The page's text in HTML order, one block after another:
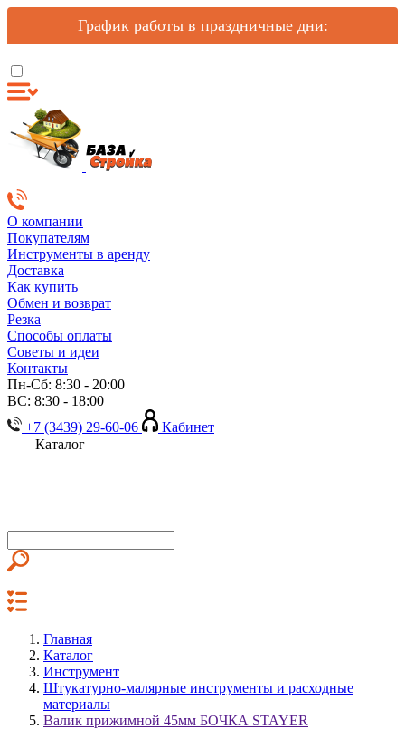
График работы в праздничные дни:
О компании
Покупателям
Инструменты в аренду
Доставка
Как купить
Обмен и возврат
Резка
Способы оплаты
Советы и идеи
Контакты
Пн-Сб: 8:30 - 20:00
ВС: 8:30 - 18:00
+7 (3439) 29-60-06
Кабинет
Каталог
Главная
Каталог
Инструмент
Штукатурно-малярные инструменты и расходные
материалы
Валик прижимной 45мм БОЧКА STAYER